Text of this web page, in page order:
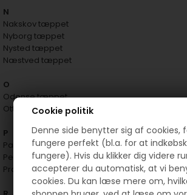
Cookie politik
Denne side benytter sig af cookies,
fungere perfekt (bl.a. for at
fungere). Hvis du klikker dig videre
accepterer du automatisk, at vi
cookies. Du kan læse mere om,
N
Nakskov tæppet
Nyborg tæppet
Nysted tæppet
Næstved tæppet
O
Odense tæppet
Otterup løber
P
Padborg tæppet
Pederske tæppet
Præstø tæppet